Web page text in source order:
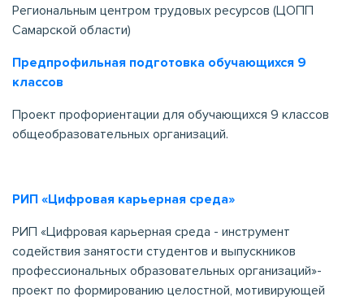
Региональным центром трудовых ресурсов (ЦОПП
Самарской области)
Предпрофильная подготовка обучающихся 9
классов
Проект профориентации для обучающихся 9 классов
общеобразовательных организаций.
РИП «Цифровая карьерная среда»
РИП «Цифровая карьерная среда - инструмент
содействия занятости студентов и выпускников
профессиональных образовательных организаций»-
проект по формированию целостной, мотивирующей